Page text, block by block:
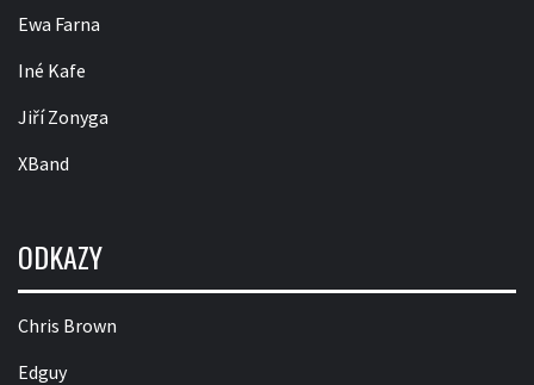
Ewa Farna
Iné Kafe
Jiří Zonyga
XBand
ODKAZY
Chris Brown
Edguy